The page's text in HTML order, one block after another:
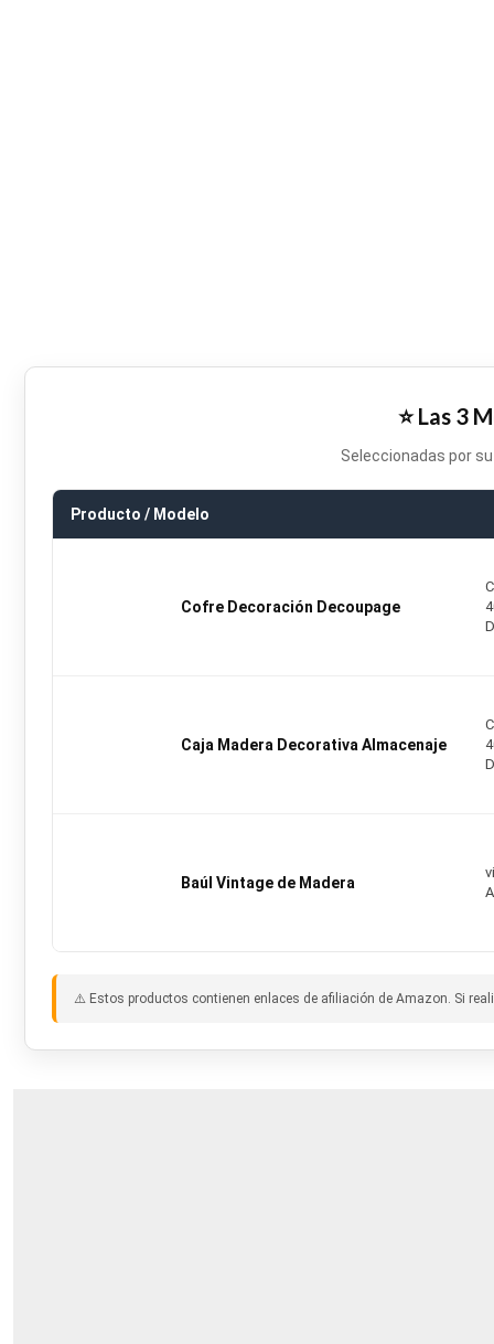
⭐ Las 3
Seleccionadas por
Producto / Modelo
Cofre Decoración Decoupage
Caja Madera Decorativa Almacenaje
Baúl Vintage de Madera
⚠️ Estos productos contienen enlaces de afiliación de Amazon. Si